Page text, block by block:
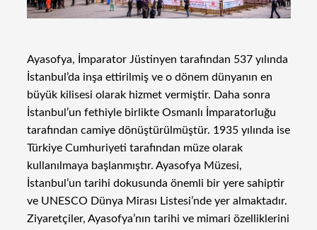
Ayasofya, İmparator Jüstinyen tarafından 537 yılında
İstanbul’da inşa ettirilmiş ve o dönem dünyanın en
büyük kilisesi olarak hizmet vermiştir. Daha sonra
İstanbul’un fethiyle birlikte Osmanlı İmparatorluğu
tarafından camiye dönüştürülmüştür. 1935 yılında ise
Türkiye Cumhuriyeti tarafından müze olarak
kullanılmaya başlanmıştır. Ayasofya Müzesi,
İstanbul’un tarihi dokusunda önemli bir yere sahiptir
ve UNESCO Dünya Mirası Listesi’nde yer almaktadır.
Ziyaretçiler, Ayasofya’nın tarihi ve mimari özelliklerini